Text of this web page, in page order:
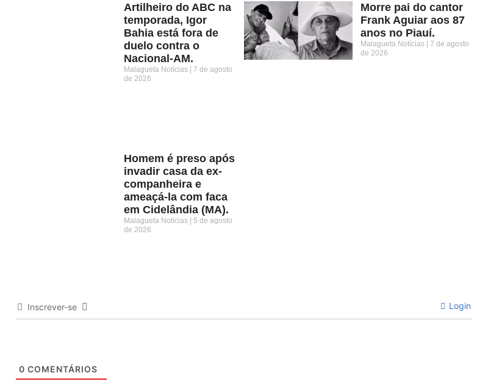
Artilheiro do ABC na
temporada, Igor
Bahia está fora de
duelo contra o
Nacional-AM.
Malagueta Notícias
7 de agosto
de 2026
Morre pai do cantor
Frank Aguiar aos 87
anos no Piauí.
Malagueta Notícias
7 de agosto
de 2026
Homem é preso após
invadir casa da ex-
companheira e
ameaçá-la com faca
em Cidelândia (MA).
Malagueta Notícias
5 de agosto
de 2026
Inscrever-se Login
0 COMENTÁRIOS